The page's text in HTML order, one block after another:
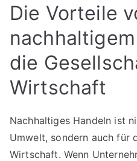
Die Vorteile
die
Wirtschaft
Nachhaltiges Handeln ist
Umwelt, sondern auch für
Wirtschaft. Wenn